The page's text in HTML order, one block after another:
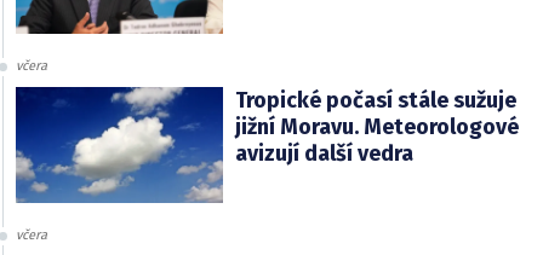
včera
Tropické počasí stále sužuje
jižní Moravu. Meteorologové
avizují další vedra
včera